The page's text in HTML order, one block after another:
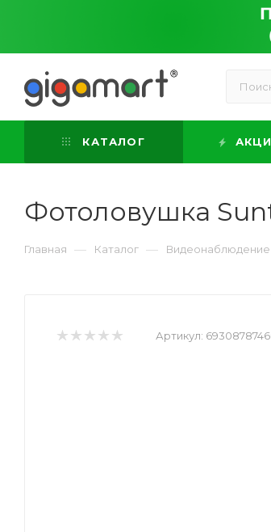
КАТАЛОГ
Фотоловушка
Главная — Каталог — Видеонаблюдение
Артикул: